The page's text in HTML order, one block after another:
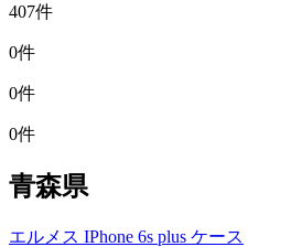
407件
0件
0件
0件
青森県
エルメス IPhone 6s plus ケース